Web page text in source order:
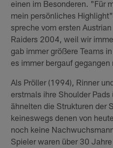
einen im Besonderen. "Für
mein persönliches
spreche vom ersten
Raiders 2004, weil wir
gab immer größere Teams
es immer bergauf gegangen
Als Pröller (1994), Rinner
erstmals ihre Shoulder Pads
ähnelten die Strukturen der
keineswegs denen von
noch keine
Spieler waren über 30